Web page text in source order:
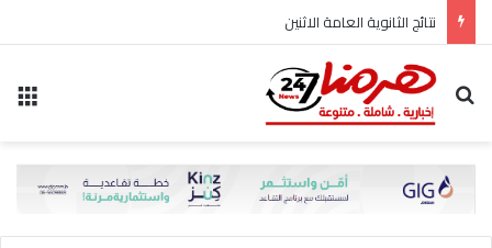
نتائج الثانوية العامة الاثنين
بحث عن